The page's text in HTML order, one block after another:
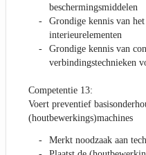
beschermingsmiddelen
Grondige kennis van
interieurelementen
Grondige kennis van
verbindingstechnieken
Competentie 13:
Voert preventief
(houtbewerkings)machines
Merkt noodzaak aan